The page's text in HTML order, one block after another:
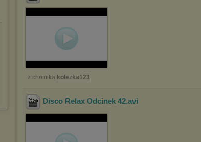
sprzeciwu spowoduje, że wyświetlana Ci reklama nie
możliwość zmiany ustawień przeglądarki internetowej w
uniemożliwiający przechowywanie plików cookies na
końcowym. Można również usunąć pliki cookies,
informację na ten temat znajdziesz pod adresem
z chomika kolezka123
Disco Relax Odcinek 42.avi